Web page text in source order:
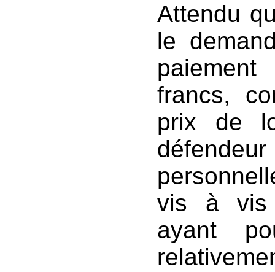
Attendu
le
francs,
prix de
vis à vis
ayant